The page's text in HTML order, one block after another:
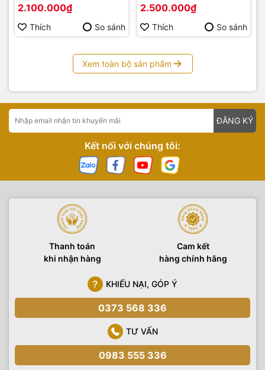
2.100.000₫
Thích So sánh
2.500.000₫
Thích So sánh
Xem toàn bộ sản phẩm
ĐĂNG KÝ
Kết nối với chúng tôi:
Thanh toán
khi nhận hàng
Cam kết
hàng chính hãng
KHIẾU NẠI, GÓP Ý
0373 568 336
TƯ VẤN
0983 555 336